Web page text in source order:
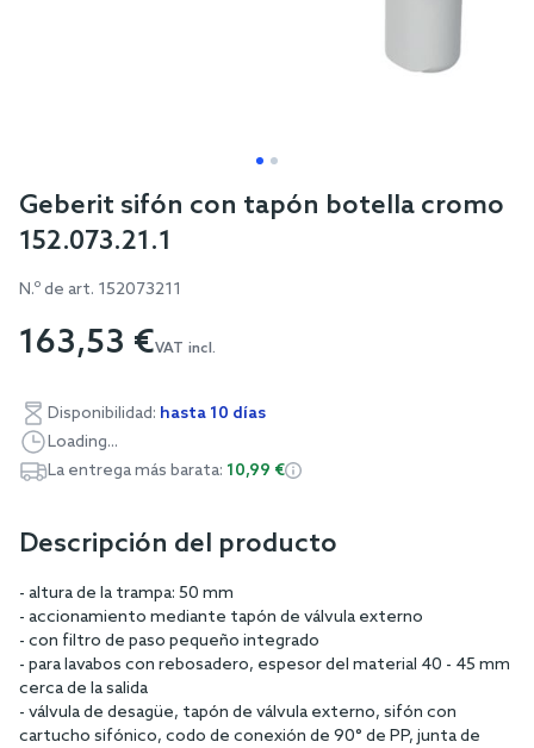
Skip
to
beginning
the
gallery
Geberit sifón con tapón botella cromo
152.073.21.1
N.º de art. 152073211
163,53 €VAT incl.
Disponibilidad: hasta 10 días
Loading...
La entrega más barata: 10,99 €
Descripción del producto
- altura de la trampa: 50 mm
- accionamiento mediante tapón de válvula externo
- con filtro de paso pequeño integrado
- para lavabos con rebosadero, espesor del material 40 - 45 mm
cerca de la salida
- válvula de desagüe, tapón de válvula externo, sifón con
cartucho sifónico, codo de conexión de 90° de PP, junta de